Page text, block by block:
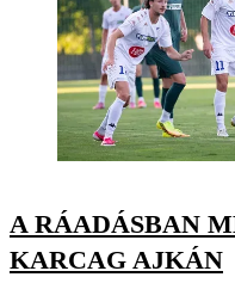
A RÁADÁSBAN
KARCAG AJKÁN